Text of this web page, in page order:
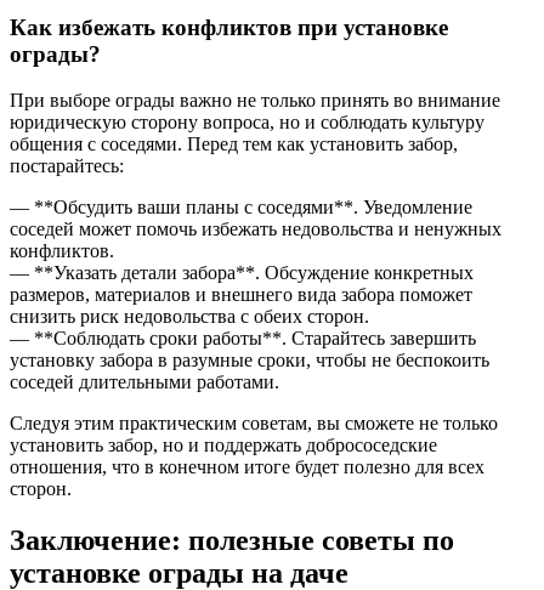
Как избежать конфликтов при установке
ограды?
При выборе ограды важно не только принять во внимание
юридическую сторону вопроса, но и соблюдать культуру
общения с соседями. Перед тем как установить забор,
постарайтесь:
— **Обсудить ваши планы с соседями**. Уведомление
соседей может помочь избежать недовольства и ненужных
конфликтов.
— **Указать детали забора**. Обсуждение конкретных
размеров, материалов и внешнего вида забора поможет
снизить риск недовольства с обеих сторон.
— **Соблюдать сроки работы**. Старайтесь завершить
установку забора в разумные сроки, чтобы не беспокоить
соседей длительными работами.
Следуя этим практическим советам, вы сможете не только
установить забор, но и поддержать добрососедские
отношения, что в конечном итоге будет полезно для всех
сторон.
Заключение: полезные советы по
установке ограды на даче